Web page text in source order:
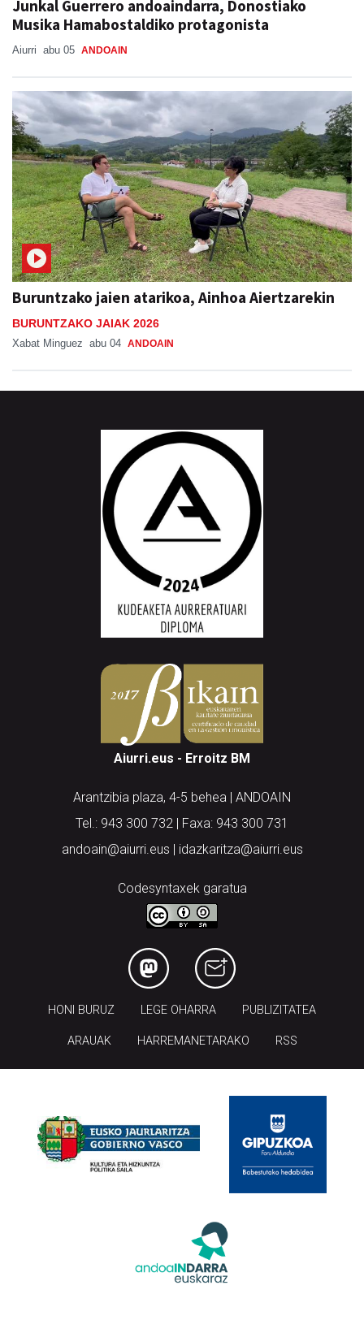
Junkal Guerrero andoaindarra, Donostiako
Musika Hamabostaldiko protagonista
Aiurri abu 05 ANDOAIN
Buruntzako jaien atarikoa, Ainhoa Aiertzarekin
BURUNTZAKO JAIAK 2026
Xabat Minguez abu 04 ANDOAIN
Aiurri.eus - Erroitz BM
Arantzibia plaza, 4-5 behea | ANDOAIN
Tel.: 943 300 732 | Faxa: 943 300 731
andoain@aiurri.eus | idazkaritza@aiurri.eus
Codesyntaxek garatua
HONI BURUZ LEGE OHARRA PUBLIZITATEA
ARAUAK HARREMANETARAKO RSS